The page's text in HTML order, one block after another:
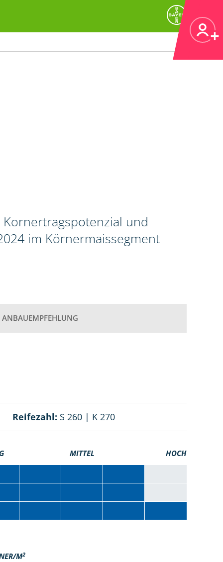
und
im Körnermaissegment
ANBAUEMPFEHLUNG
Reifezahl: S 260 | K 270
MITTEL HOCH
M2